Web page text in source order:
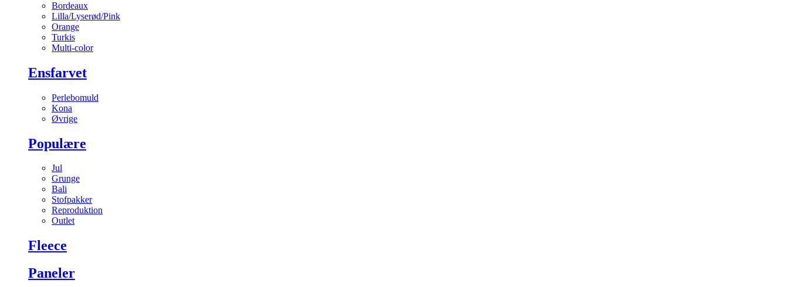
Bordeaux
Lilla/Lyserød/Pink
Orange
Turkis
Multi-color
Ensfarvet
Perlebomuld
Kona
Øvrige
Populære
Jul
Grunge
Bali
Stofpakker
Reproduktion
Outlet
Fleece
Paneler